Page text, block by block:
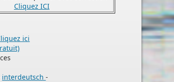
Cliquez ICI
ici
interdeutsch-